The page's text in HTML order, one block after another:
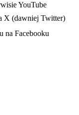
YouTube
X (dawniej Twitter)
na Facebooku